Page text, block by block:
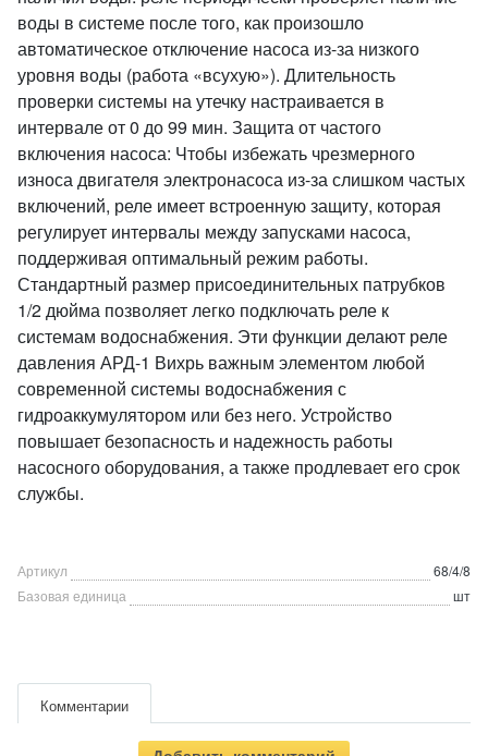
воды в системе после того, как произошло
автоматическое отключение насоса из-за низкого
уровня воды (работа «всухую»). Длительность
проверки системы на утечку настраивается в
интервале от 0 до 99 мин. Защита от частого
включения насоса: Чтобы избежать чрезмерного
износа двигателя электронасоса из-за слишком частых
включений, реле имеет встроенную защиту, которая
регулирует интервалы между запусками насоса,
поддерживая оптимальный режим работы.
Стандартный размер присоединительных патрубков
1/2 дюйма позволяет легко подключать реле к
системам водоснабжения. Эти функции делают реле
давления АРД-1 Вихрь важным элементом любой
современной системы водоснабжения с
гидроаккумулятором или без него. Устройство
повышает безопасность и надежность работы
насосного оборудования, а также продлевает его срок
службы.
Артикул
68/4/8
Базовая единица
шт
Комментарии